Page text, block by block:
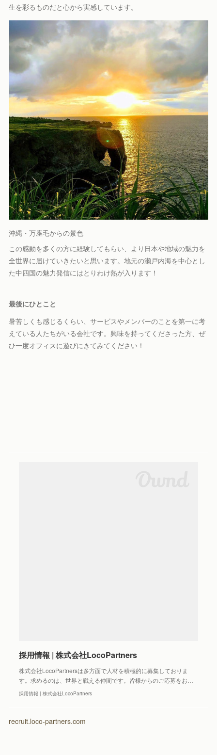
生を彩るものだと心から実感しています。
沖縄・万座毛からの景色
この感動を多くの方に経験してもらい、より日本や地域の魅力を
全世界に届けていきたいと思います。地元の瀬戸内海を中心とし
た中四国の魅力発信にはとりわけ熱が入ります！
最後にひとこと
暑苦しくも感じるくらい、サービスやメンバーのことを第一に考
えている人たちがいる会社です。興味を持ってくださった方、ぜ
ひ一度オフィスに遊びにきてみてください！
採用情報 | 株式会社LocoPartners
株式会社LocoPartnersは多方面で人材を積極的に募集しておりま
す。求めるのは、世界と戦える仲間です。皆様からのご応募をお…
採用情報 | 株式会社LocoPartners
recruit.loco-partners.com